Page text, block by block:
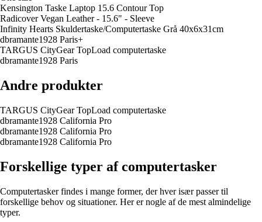
Kensington Taske Laptop 15.6 Contour Top
Radicover Vegan Leather - 15.6" - Sleeve
Infinity Hearts Skuldertaske/Computertaske Grå 40x6x31cm
dbramante1928 Paris+
TARGUS CityGear TopLoad computertaske
dbramante1928 Paris
Andre produkter
TARGUS CityGear TopLoad computertaske
dbramante1928 California Pro
dbramante1928 California Pro
dbramante1928 California Pro
Forskellige typer af computertasker
Computertasker findes i mange former, der hver især passer til
forskellige behov og situationer. Her er nogle af de mest almindelige
typer.